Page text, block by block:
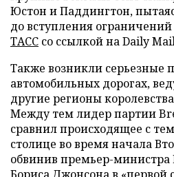
Юстон и Паддингтон,
до вступления
ТАСС со ссылкой на Daily
Также возникли серьезные
автомобильных дорогах,
другие регионы
Между тем лидер партии
сравнил происходящее с
столице во время начала
обвинив премьер-